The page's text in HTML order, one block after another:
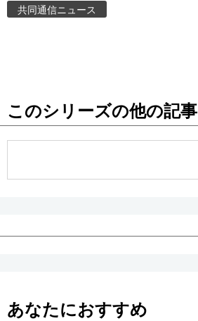
お知らせ
共同通信ニュース
このシリーズの他の記事
あなたにおすすめ